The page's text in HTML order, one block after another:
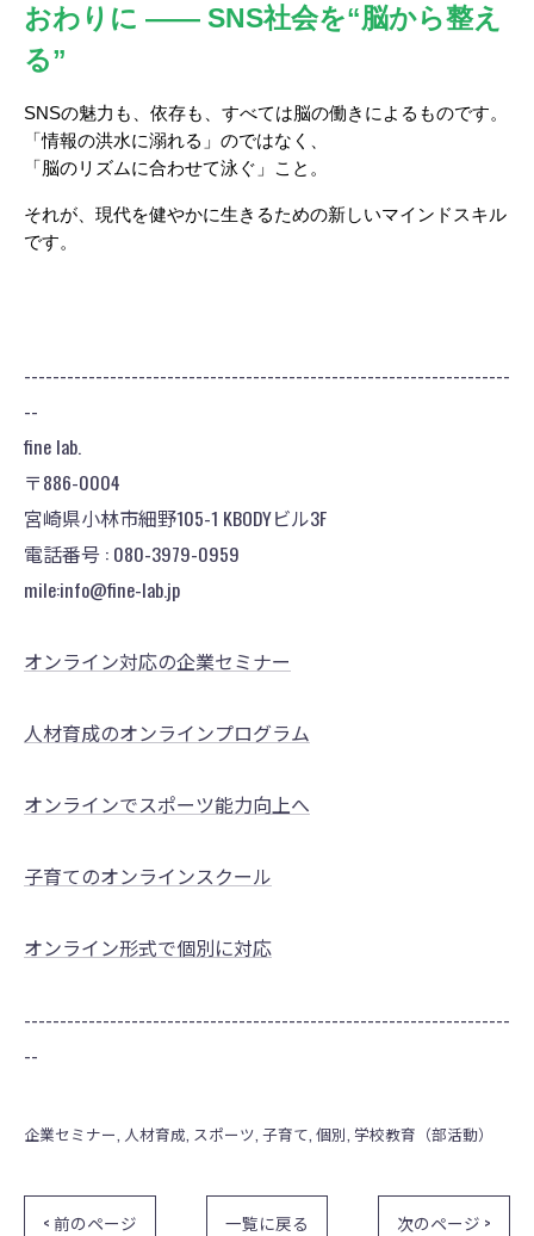
おわりに ―― SNS社会を“脳から整え
る”
SNSの魅力も、依存も、すべては脳の働きによるものです。
「情報の洪水に溺れる」のではなく、
「脳のリズムに合わせて泳ぐ」こと。
それが、現代を健やかに生きるための新しいマインドスキル
です。
--------------------------------------------------------------------
--
fine lab.
〒886-0004
宮崎県小林市細野105-1 KBODYビル3F
電話番号 : 080-3979-0959
mile:info@fine-lab.jp
オンライン対応の企業セミナー
人材育成のオンラインプログラム
オンラインでスポーツ能力向上へ
子育てのオンラインスクール
オンライン形式で個別に対応
--------------------------------------------------------------------
--
企業セミナー 人材育成 スポーツ 子育て 個別 学校教育（部活動）
< 前のページ 一覧に戻る 次のページ >